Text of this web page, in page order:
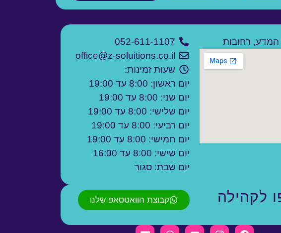
רחובות
052-611-1107
office@z-soluitions.co.il
שעות זמינות:
יום ראשון: 8:00 עד 19:00
יום שני: 8:00 עד 19:00
יום שלישי: 8:00 עד 19:00
יום רביעי: 8:00 עד 19:00
יום חמישי: 8:00 עד 19:00
יום שישי: 8:00 עד 16:00
יום שבת: סגור
לקהילה
קבוצת הוואטסאפ שלנו